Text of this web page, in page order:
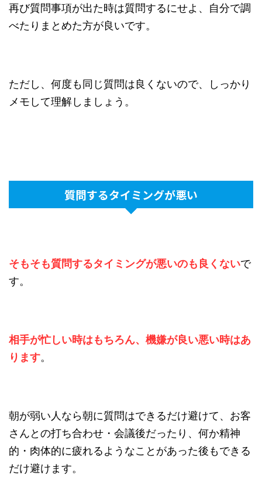
再び質問事項が出た時は質問するにせよ、自分で調
べたりまとめた方が良いです。
ただし、何度も同じ質問は良くないので、しっかり
メモして理解しましょう。
質問するタイミングが悪い
そもそも質問するタイミングが悪いのも良くないで
す。
相手が忙しい時はもちろん、機嫌が良い悪い時はあ
ります。
朝が弱い人なら朝に質問はできるだけ避けて、お客
さんとの打ち合わせ・会議後だったり、何か精神
的・肉体的に疲れるようなことがあった後もできる
だけ避けます。